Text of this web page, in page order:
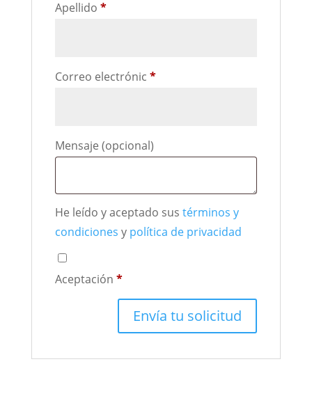
Apellido *
Correo electrónic *
Mensaje (opcional)
He leído y aceptado sus términos y
condiciones y política de privacidad
Aceptación *